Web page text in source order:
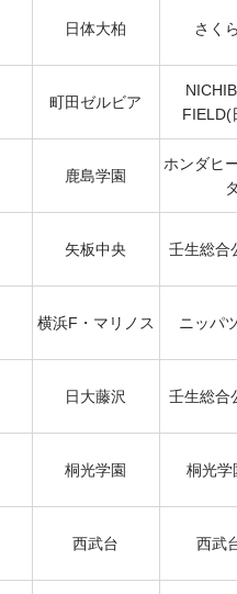
日体大柏 さく
町田ゼルビア
FIELD(
鹿島学園
ホンダヒ
矢板中央 壬生総合
横浜F・マリノス ニッパ
日大藤沢 壬生総合
桐光学園 桐光学
西武台 西武